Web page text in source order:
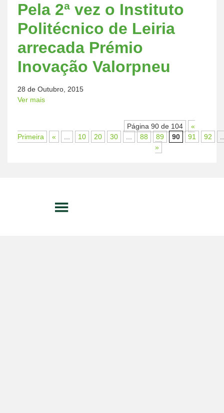
Pela 2ª vez o Instituto
Politécnico de Leiria
arrecada Prémio
Inovação Valorpneu
28 de Outubro, 2015
Ver mais
Página 90 de 104
«
Primeira
« ... 10 20 30 ... 88 89 90 91 92
»